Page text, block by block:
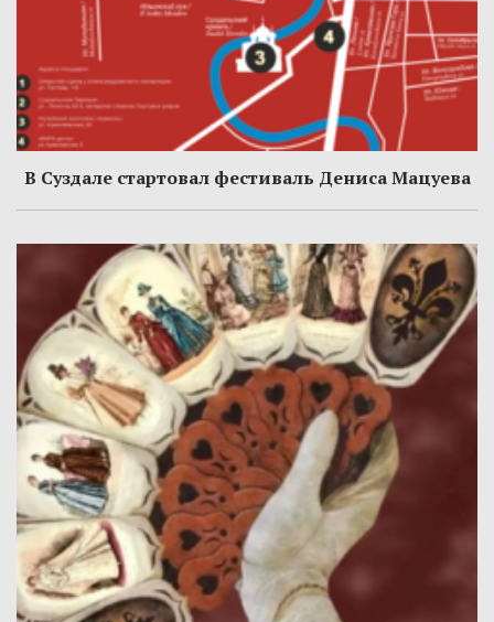
В Суздале стартовал фестиваль Дениса Мацуева